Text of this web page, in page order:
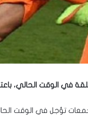
في الوقت الحالي،
تؤجل في الوقت